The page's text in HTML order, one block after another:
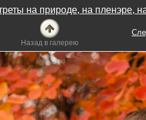
на природе, на пленэре,
Назад в галерею